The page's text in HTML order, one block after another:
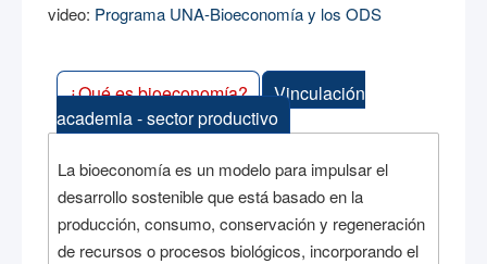
video: Programa UNA-Bioeconomía y los ODS
¿Qué es bioeconomía?
Vinculación
academia - sector productivo
La bioeconomía es un modelo para impulsar el
desarrollo sostenible que está basado en la
producción, consumo, conservación y regeneración
de recursos o procesos biológicos, incorporando el